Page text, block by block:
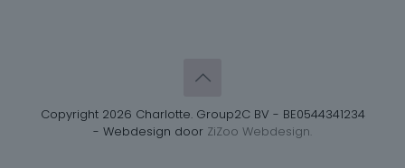
Copyright 2026 Charlotte. Group2C BV - BE0544341234
- Webdesign door ZiZoo Webdesign.